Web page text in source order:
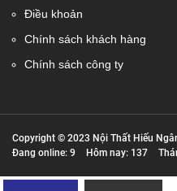
Điều khoản
Chính sách khách hàng
Chính sách công ty
Copyright © 2023 Nội Thất Hiếu
Đang online: 9
Hôm nay: 137